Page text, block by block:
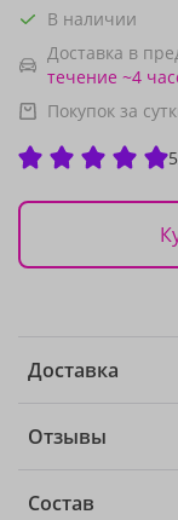
В наличии
Доставка в
течение ~4
Покупок за
Доставка
Отзывы
Состав